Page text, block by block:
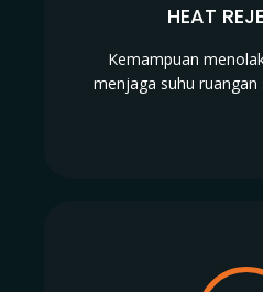
HEAT
Kemampuan
menjaga suhu